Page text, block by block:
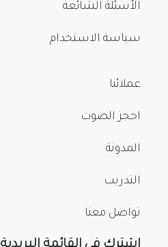
الأسئلة الشائعة
سياسة الاستخدام
عملائنا
احجز الصوت
المدونة
التدريب
تواصل معنا